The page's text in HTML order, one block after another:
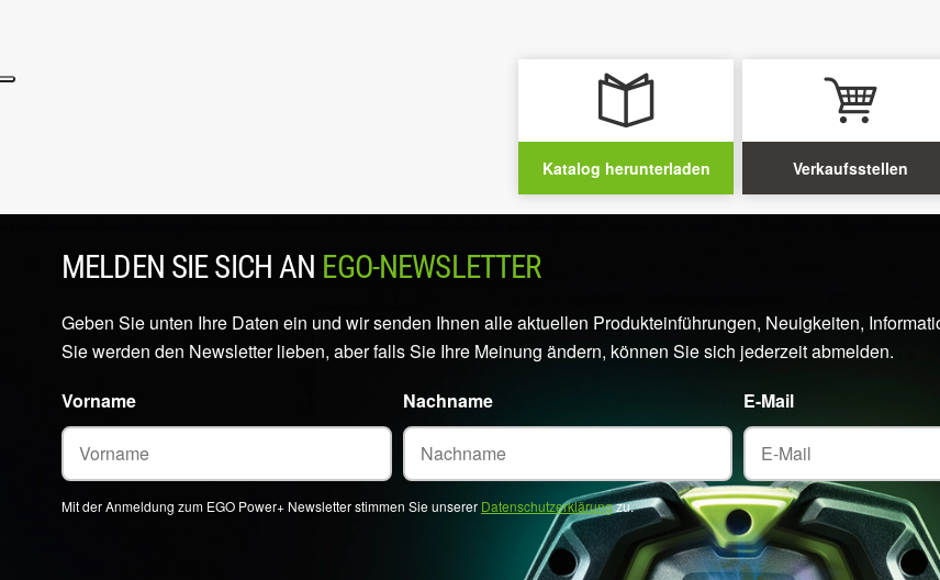
Katalog herunterladen Verkaufsstellen
MELDEN SIE SICH AN EGO-NEWSLETTER
Geben Sie unten Ihre Daten ein und wir senden Ihnen alle aktuellen Produkteinführungen, Neuigkeiten,
Sie werden den Newsletter lieben, aber falls Sie Ihre Meinung ändern, können Sie sich jederzeit abmelden.
E-Mail
Vorname Nachname
Mit der Anmeldung zum EGO Power+ Newsletter stimmen Sie unserer Datenschutzerklärungzu.